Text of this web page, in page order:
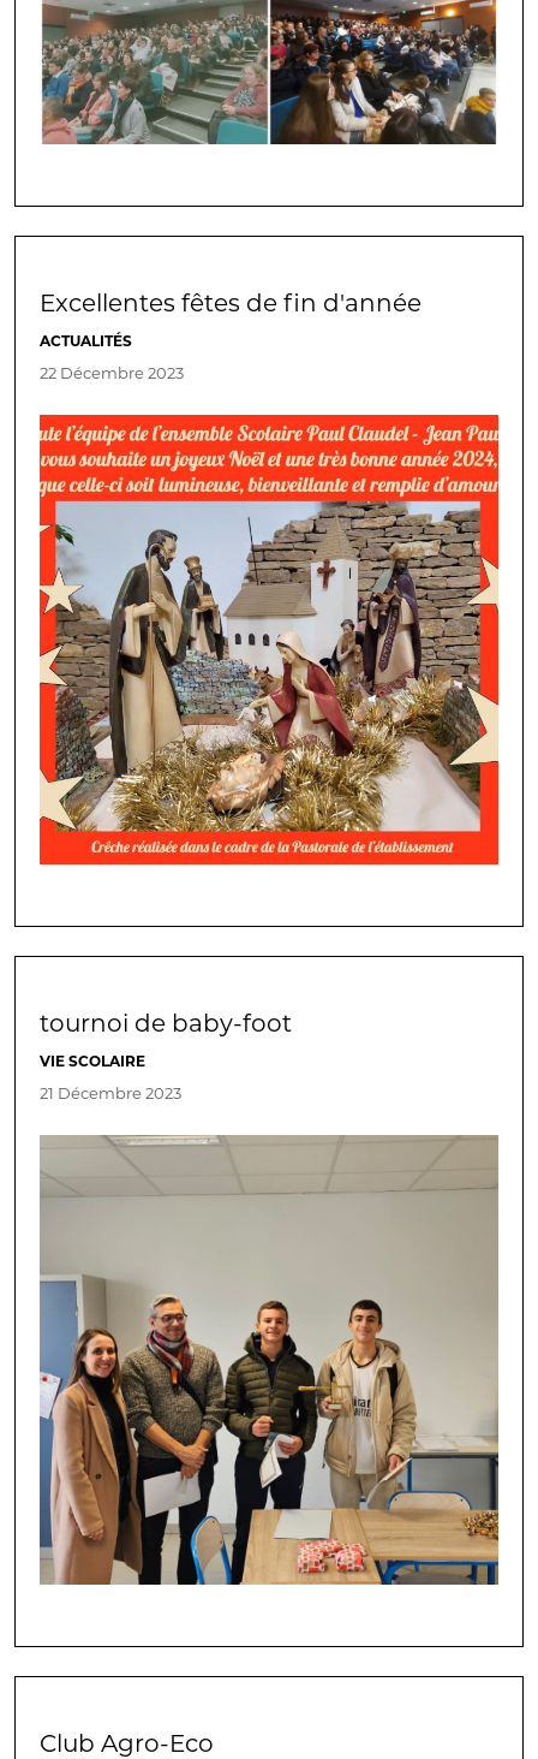
Excellentes fêtes de fin d'année
ACTUALITÉS
22 Décembre 2023
tournoi de baby-foot
VIE SCOLAIRE
21 Décembre 2023
Club Agro-Eco